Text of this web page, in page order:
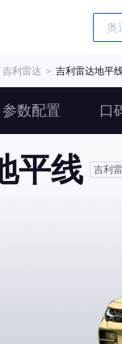
吉利雷达 ＞ 吉利雷达地平
参数配置 口
平线 吉利